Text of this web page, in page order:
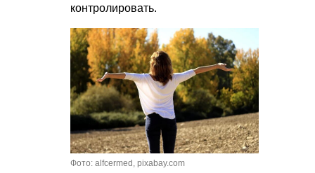
контролировать.
Фото: alfcermed, pixabay.com